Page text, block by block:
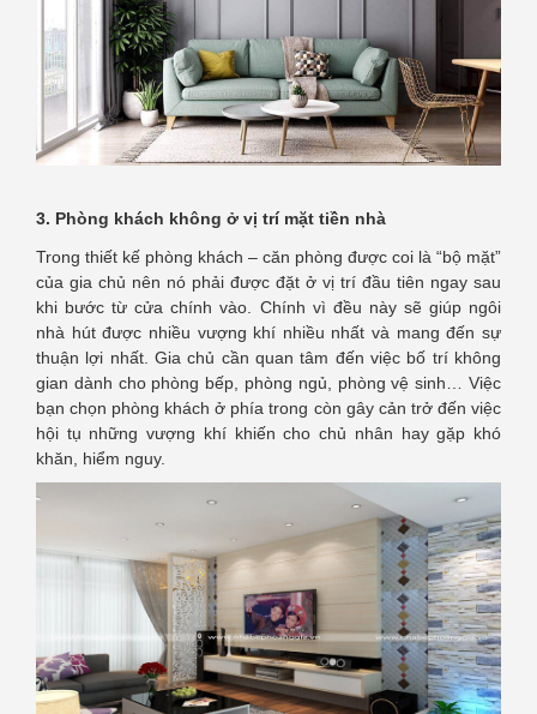
3. Phòng khách không ở vị trí mặt tiền nhà
Trong thiết kế phòng khách – căn phòng được coi là “bộ mặt”
của gia chủ nên nó phải được đặt ở vị trí đầu tiên ngay sau
khi bước từ cửa chính vào. Chính vì đều này sẽ giúp ngôi
nhà hút được nhiều vượng khí nhiều nhất và mang đến sự
thuận lợi nhất. Gia chủ cần quan tâm đến việc bố trí không
gian dành cho phòng bếp, phòng ngủ, phòng vệ sinh… Việc
bạn chọn phòng khách ở phía trong còn gây cản trở đến việc
hội tụ những vượng khí khiến cho chủ nhân hay gặp khó
khăn, hiểm nguy.